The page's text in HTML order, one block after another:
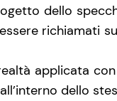
dello
richiamati
applicata
dello